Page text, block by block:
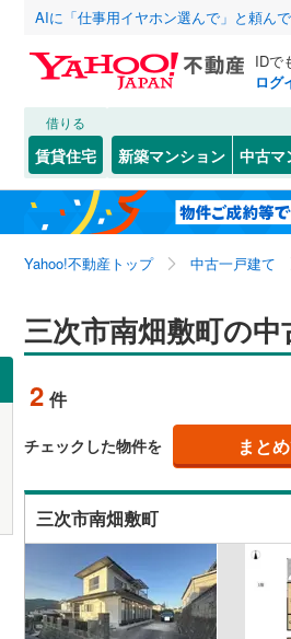
AIに「仕事用イヤホン選んで」と頼ん
IDで
ログ
借りる
賃貸住宅 新築マンション 中古マ
Yahoo!不動産トップ 中古一戸建て
三次市南畑敷町の中
2 件
チェックした物件を まと
三次市南畑敷町
北海道 北海
東北 青森
関東 東京
信越・北陸 新潟
近畿 大阪
中国 鳥取
四国 徳島
九州・沖縄
広島市 中区(
西区(
安芸
広島県のそのほ
かの地域
呉市(
東広
江田
安芸
山
神
塩町(
南畑
吉舎
JR 山陽
呉線(
山陽
広島
広島
こだわり条件 リフォ
リノ
（1）
設備
床暖
駐車
（1）
二世
サ